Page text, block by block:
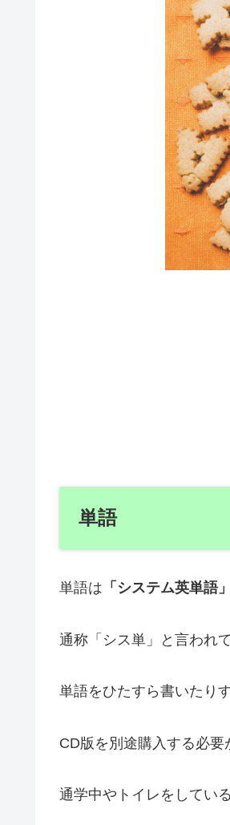
単語
単語は 「システム英単語」
通称「シス単」と言われ
単語をひたすら書いたり
CD版を別途購入する必要
通学中やトイレをしてい